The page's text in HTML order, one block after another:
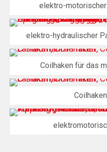
elektro-
elektro-hydraulischer
Coilhaken für das